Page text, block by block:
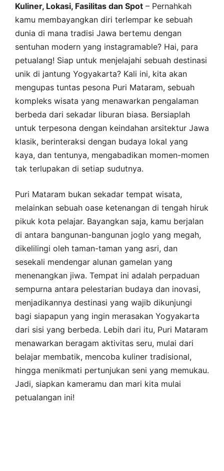
Kuliner, Lokasi, Fasilitas dan Spot – Pernahkah
kamu membayangkan diri terlempar ke sebuah
dunia di mana tradisi Jawa bertemu dengan
sentuhan modern yang instagramable? Hai, para
petualang! Siap untuk menjelajahi sebuah destinasi
unik di jantung Yogyakarta? Kali ini, kita akan
mengupas tuntas pesona Puri Mataram, sebuah
kompleks wisata yang menawarkan pengalaman
berbeda dari sekadar liburan biasa. Bersiaplah
untuk terpesona dengan keindahan arsitektur Jawa
klasik, berinteraksi dengan budaya lokal yang
kaya, dan tentunya, mengabadikan momen-momen
tak terlupakan di setiap sudutnya.
Puri Mataram bukan sekadar tempat wisata,
melainkan sebuah oase ketenangan di tengah hiruk
pikuk kota pelajar. Bayangkan saja, kamu berjalan
di antara bangunan-bangunan joglo yang megah,
dikelilingi oleh taman-taman yang asri, dan
sesekali mendengar alunan gamelan yang
menenangkan jiwa. Tempat ini adalah perpaduan
sempurna antara pelestarian budaya dan inovasi,
menjadikannya destinasi yang wajib dikunjungi
bagi siapapun yang ingin merasakan Yogyakarta
dari sisi yang berbeda. Lebih dari itu, Puri Mataram
menawarkan beragam aktivitas seru, mulai dari
belajar membatik, mencoba kuliner tradisional,
hingga menikmati pertunjukan seni yang memukau.
Jadi, siapkan kameramu dan mari kita mulai
petualangan ini!